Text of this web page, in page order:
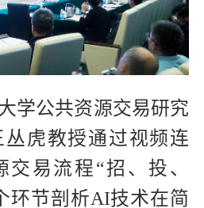
学公共资源交易研究
虎教授通过视频连
易流程“招、投、
环节剖析AI技术在简